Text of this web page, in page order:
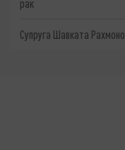
рак
Супруга Шавката